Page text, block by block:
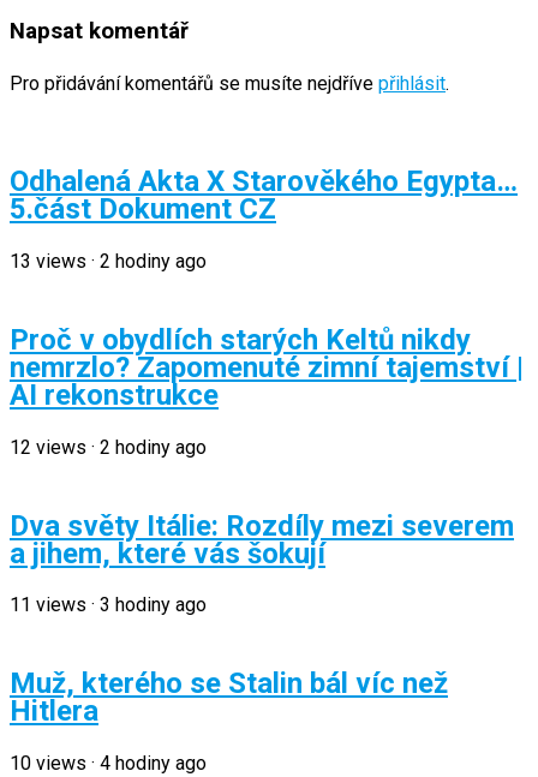
Napsat komentář
Pro přidávání komentářů se musíte nejdříve přihlásit.
Odhalená Akta X Starověkého Egypta…
5.část Dokument CZ
13 views · 2 hodiny ago
Proč v obydlích starých Keltů nikdy
nemrzlo? Zapomenuté zimní tajemství |
AI rekonstrukce
12 views · 2 hodiny ago
Dva světy Itálie: Rozdíly mezi severem
a jihem, které vás šokují
11 views · 3 hodiny ago
Muž, kterého se Stalin bál víc než
Hitlera
10 views · 4 hodiny ago